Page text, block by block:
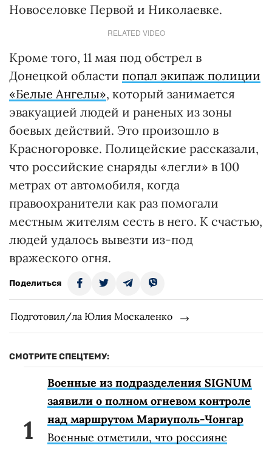
Новоселовке Первой и Николаевке.
RELATED VIDEO
Кроме того, 11 мая под обстрел в
Донецкой области попал экипаж полиции
«Белые Ангелы», который занимается
эвакуацией людей и раненых из зоны
боевых действий. Это произошло в
Красногоровке. Полицейские рассказали,
что российские снаряды «легли» в 100
метрах от автомобиля, когда
правоохранители как раз помогали
местным жителям сесть в него. К счастью,
людей удалось вывезти из-под
вражеского огня.
Поделиться
Подготовил/ла Юлия Москаленко
СМОТРИТЕ СПЕЦТЕМУ:
Военные из подразделения SIGNUM
заявили о полном огневом контроле
над маршрутом Мариуполь-Чонгар
Военные отметили, что россияне